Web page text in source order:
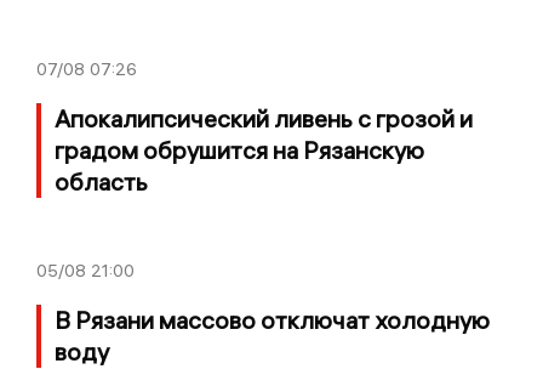
07/08 07:26
Апокалипсический ливень с грозой и
градом обрушится на Рязанскую
область
05/08 21:00
В Рязани массово отключат холодную
воду